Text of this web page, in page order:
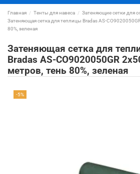
Главная Тенты для навеса
Затеняющие сетки для
Затеняющая сетка для теплицы Bradas AS-
80%, зеленая
Затеняющая сетка для
Bradas AS-CO9020050GR
метров, тень 80%, зеленая
-5%